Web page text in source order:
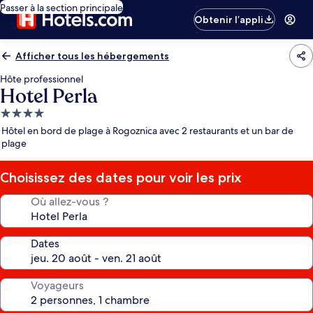
Passer à la section principale
Obtenir l’appli
Afficher tous les hébergements
Hôte professionnel
Hotel Perla
Hébergement
4.0 étoiles
Hôtel en bord de plage à Rogoznica avec 2 restaurants et un bar de
plage
Choisissez des dates pour voir les prix
Où allez-vous ?
Dates
Voyageurs